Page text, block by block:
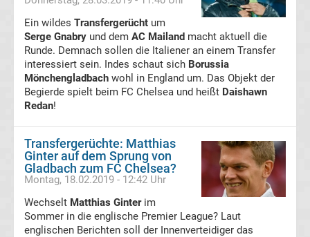
Transfergerüchte
Transferticker
Meldungen
vom
Transfermarkt
Ein wildes Transfergerücht um
Serge Gnabry und dem AC Mailand macht aktuell die
Runde. Demnach sollen die Italiener an einem Transfer
interessiert sein. Indes schaut sich Borussia
Mönchengladbach wohl in England um. Das Objekt der
Begierde spielt beim FC Chelsea und heißt Daishawn
Redan!
Transfergerüchte: Matthias
Ginter auf dem Sprung von
Gladbach zum FC Chelsea?
Montag, 18.02.2019 - 12:42 Uhr
Wechselt Matthias Ginterim
Sommer in die englische Premier League? Laut
englischen Berichten soll der Innenverteidiger das